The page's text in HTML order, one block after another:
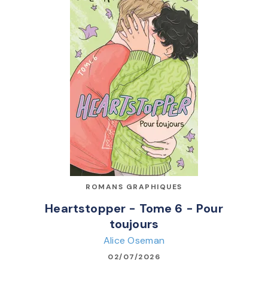
ROMANS GRAPHIQUES
Heartstopper - Tome 6 - Pour
toujours
Alice Oseman
02/07/2026